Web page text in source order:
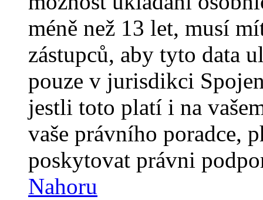
méně než 13 let, musí
zástupců, aby tyto data
pouze v jurisdikci
jestli toto platí i na
vaše právního poradce,
poskytovat právni
Nahoru